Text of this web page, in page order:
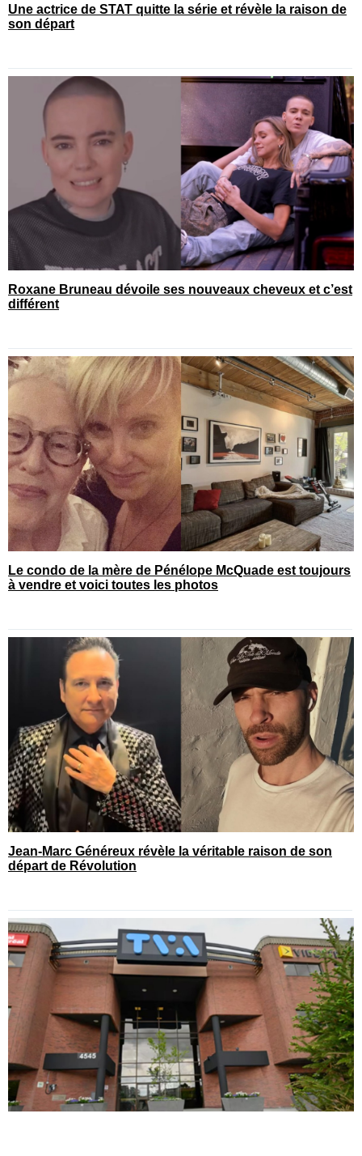
Une actrice de STAT quitte la série et révèle la raison de
son départ
Roxane Bruneau dévoile ses nouveaux cheveux et c’est
différent
Le condo de la mère de Pénélope McQuade est toujours
à vendre et voici toutes les photos
Jean-Marc Généreux révèle la véritable raison de son
départ de Révolution